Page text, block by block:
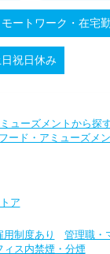
モートワーク・在宅
日祝日休み
ューズメントから探
フード・アミューズメ
ア
用制度あり
管理職・
ィス内禁煙・分煙